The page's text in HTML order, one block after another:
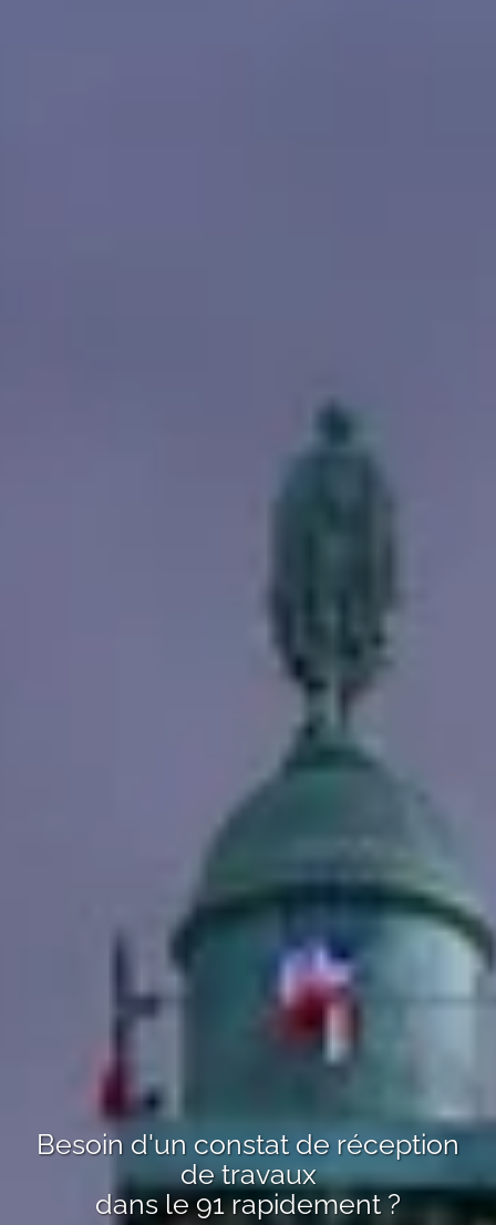
Besoin d'un constat de réception
de travaux
dans le 91rapidement ?